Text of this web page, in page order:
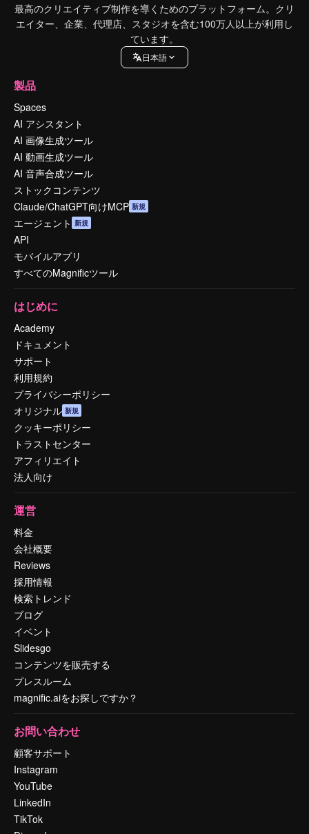
最高のクリエイティブ制作を導くためのプラットフォーム。クリ
エイター、企業、代理店、スタジオを含む100万人以上が利用し
ています。
日本語
製品
Spaces
AI アシスタント
AI 画像生成ツール
AI 動画生成ツール
AI 音声合成ツール
ストックコンテンツ
Claude/ChatGPT向けMCP 新規
エージェント 新規
API
モバイルアプリ
すべてのMagnificツール
はじめに
Academy
ドキュメント
サポート
利用規約
プライバシーポリシー
オリジナル 新規
クッキーポリシー
トラストセンター
アフィリエイト
法人向け
運営
料金
会社概要
Reviews
採用情報
検索トレンド
ブログ
イベント
Slidesgo
コンテンツを販売する
プレスルーム
magnific.aiをお探しですか？
お問い合わせ
顧客サポート
Instagram
YouTube
LinkedIn
TikTok